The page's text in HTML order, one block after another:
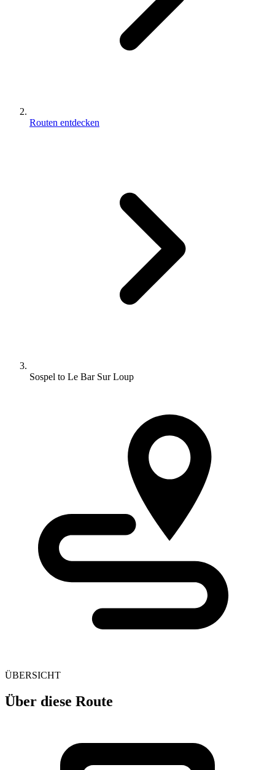
Routen entdecken
Sospel to Le Bar Sur Loup
ÜBERSICHT
Über diese Route